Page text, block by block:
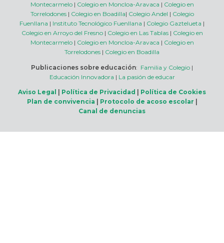
Montecarmelo| Colegio en Moncloa-Aravaca | Colegio en
Torrelodones| Colegio en Boadilla| Colegio Andel | Colegio
Fuenllana | Instituto Tecnológico Fuenllana | Colegio Gaztelueta |
Colegio en Arroyo del Fresno| Colegio en Las Tablas| Colegio en
Montecarmelo| Colegio en Moncloa-Aravaca | Colegio en
Torrelodones | Colegio en Boadilla
Publicaciones sobre educación: Familia y Colegio |
Educación Innovadora | La pasión de educar
Aviso Legal
Política de Privacidad
Política de Cookies
Plan de convivencia
Protocolo de acoso escolar
Canal de denuncias